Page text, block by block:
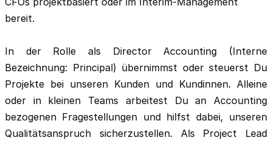
bereit.
In der Rolle als Director Accounting (Interne
Bezeichnung: Principal) übernimmst oder steuerst Du
Projekte bei unseren Kunden und Kundinnen. Alleine
oder in kleinen Teams arbeitest Du an Accounting
bezogenen Fragestellungen und hilfst dabei, unseren
Qualitätsanspruch sicherzustellen. Als Project Lead